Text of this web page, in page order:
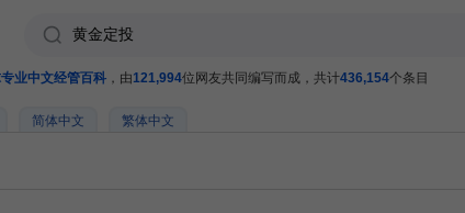
业中文经管百科 ，由121,994位网友共同编写而成，共计436,154个条目
简体中文 繁体中文